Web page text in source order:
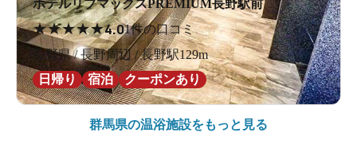
ホテルリブマックスPREMIUM長野駅前
★★★★★4.01件の口コミ
長野県 / 長野周辺 / 長野駅129m
日帰り
宿泊 クーポンあり
群馬県の温浴施設をもっと見る